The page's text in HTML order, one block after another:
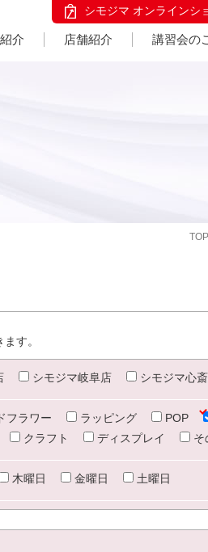
シモジマ オンラインシ
介 店舗紹介 講習会の
TOP
す。
シモジマ岐阜店 シモジマ心
フラワー ラッピング POP
クラフト ディスプレイ そ
木曜日 金曜日 土曜日